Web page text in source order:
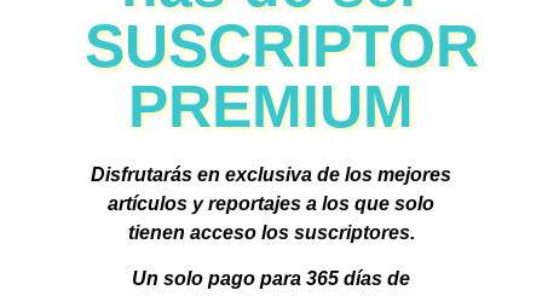
SUSCRIPTOR
PREMIUM
Disfrutarás en exclusiva de los mejores
artículos y reportajes a los que solo
tienen acceso los suscriptores.
Un solo pago para 365 días de